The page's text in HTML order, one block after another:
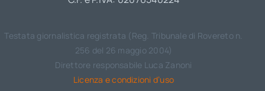
Testata giornalistica registrata (Reg. Tribunale di Rovereto n.
256 del 26 maggio 2004)
Direttore responsabile Luca Zanoni
Licenza e condizioni d’uso